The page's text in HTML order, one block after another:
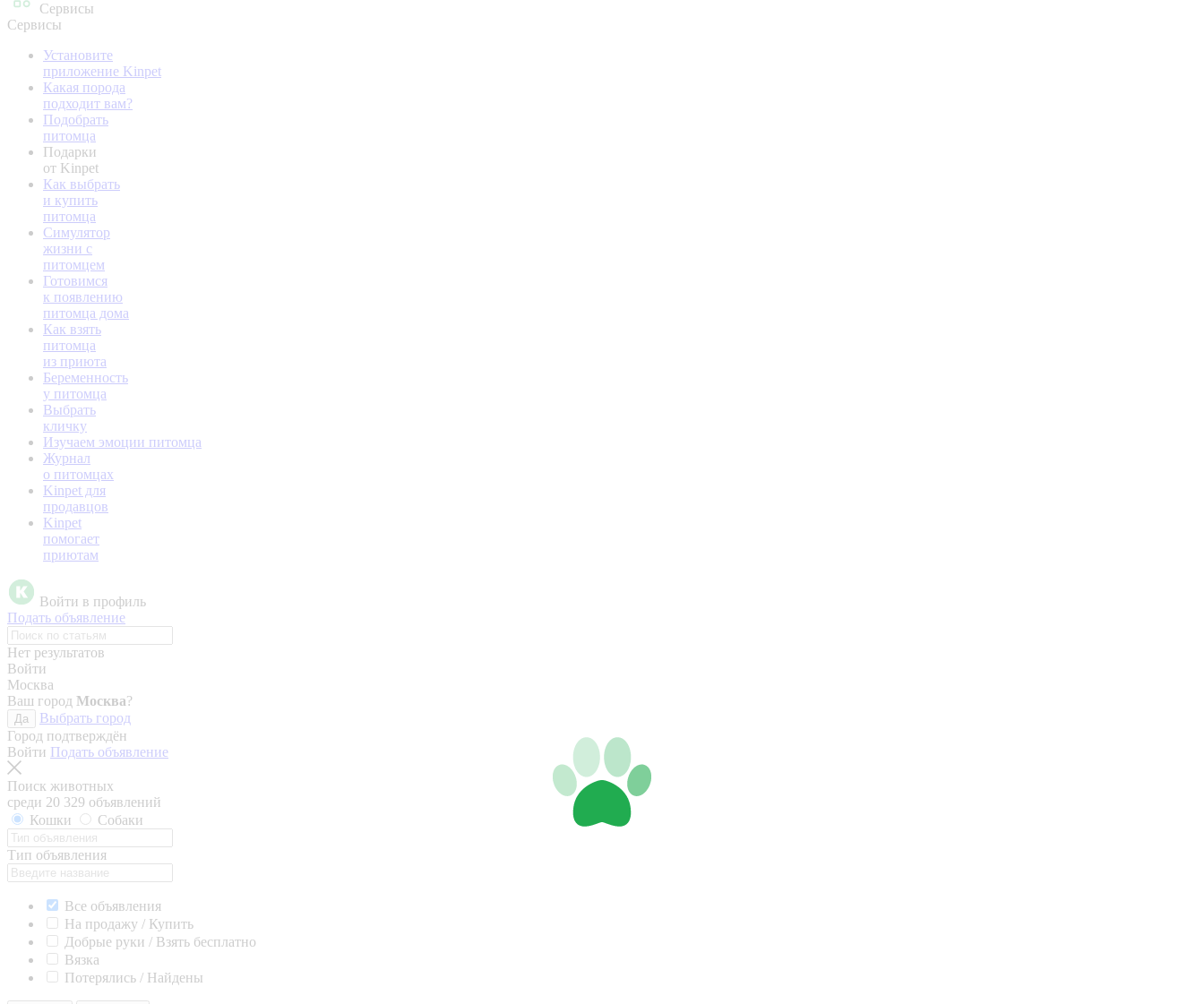
Сервисы
Сервисы
Установите
приложение Kinpet
Какая порода
подходит вам?
Подобрать
питомца
Подарки
от Kinpet
Как выбрать
и купить
питомца
Симулятор
жизни с
питомцем
Готовимся
к появлению
питомца дома
Как взять
питомца
из приюта
Беременность
у питомца
Выбрать
кличку
Изучаем эмоции питомца
Журнал
о питомцах
Kinpet для
продавцов
Kinpet
помогает
приютам
Войти в профиль
Подать объявление
Нет результатов
Войти
Москва
Ваш город Москва?
Да
Выбрать город
Город подтверждён
Войти Подать объявление
Поиск животных
среди 20 329 объявлений
Кошки
Собаки
Тип объявления
Все объявления
На продажу / Купить
Добрые руки / Взять бесплатно
Вязка
Потерялись / Найдены